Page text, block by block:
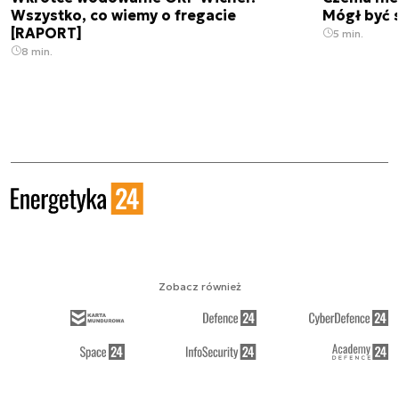
Wszystko, co wiemy o fregacie
[RAPORT]
8 min.
Mógł być
5 min.
Zobacz również